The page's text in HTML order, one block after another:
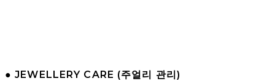
● JEWELLERY CARE (주얼리 관리)